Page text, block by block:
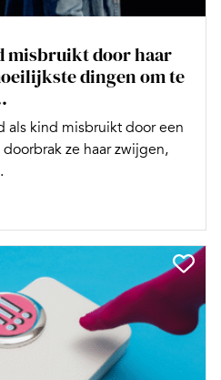
misbruikt door haar
dingen om te
als kind misbruikt door een
ze haar zwijgen,